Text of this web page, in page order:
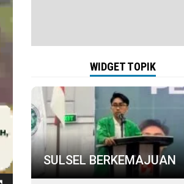
WIDGET TOPIK
SULSEL BERKEMAJUAN